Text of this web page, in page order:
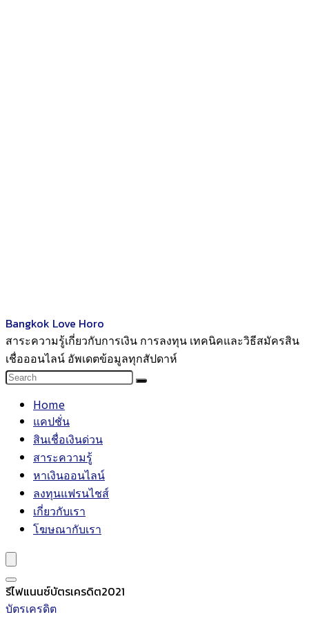
Bangkok Love Horo
สาระความรู้เกี่ยวกับการเงิน การลงทุน เทคนิคและวิธีสมัครสิน
เชื่อออนไลน์ อัพเดตข้อมูลทุกสัปดาห์
Home
แคปชั่น
สินเชื่อเงินด่วน
สาระความรู้
หาเงินออนไลน์
ลงทุนแฟรนไชส์
เกี่ยวกับเรา
โฆษณากับเรา
รีไฟแนนซ์บัตรเครดิต2021
บัตรเครดิต